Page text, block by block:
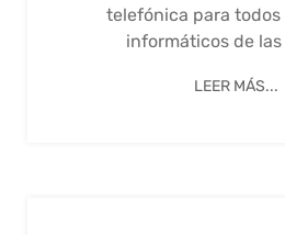
telefónica para todos
informáticos de
LEER MÁS...